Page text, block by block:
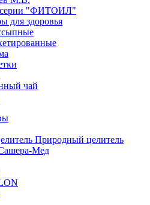
серии "ФИТОИЛ"
для здоровья
чай
Природный целитель
Мед